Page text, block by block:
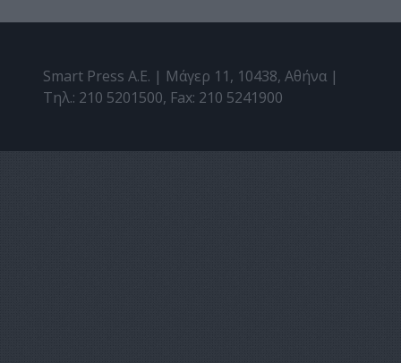
Smart Press A.E. | Μάγερ 11, 10438, Αθήνα |
Τηλ.: 210 5201500, Fax: 210 5241900